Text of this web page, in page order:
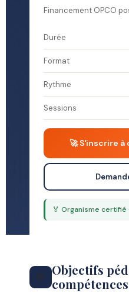
Financement OPCO
Durée
Format
Rythme
Sessions
🚀 S'inscrire
🏅 Organisme certifié
🎯
Objectifs